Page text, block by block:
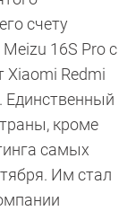
счету
16S Pro с
Xiaomi Redmi
Единственный
кроме
самых
Им стал